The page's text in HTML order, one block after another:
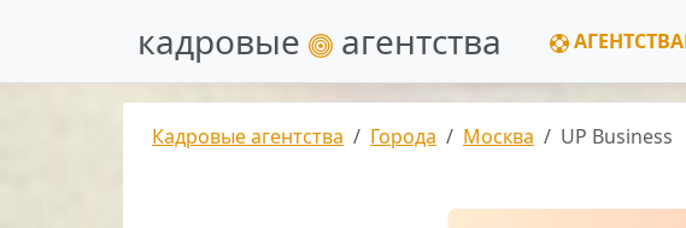
кадровые агентства
Кадровые агентства Города Москва UP Business